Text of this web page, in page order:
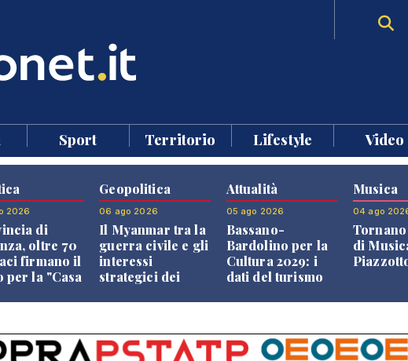
Sport Territorio Lifestyle Video
2026
di
oltre 70
firmano il
per la "Casa
Geopolitica
06 ago 2026
Il Myanmar tra la
guerra civile e gli
interessi
strategici dei
Attualità
05 ago 2026
Bassano-
Bardolino per la
Cultura 2029: i
dati del turismo
Musica
04 ago
di